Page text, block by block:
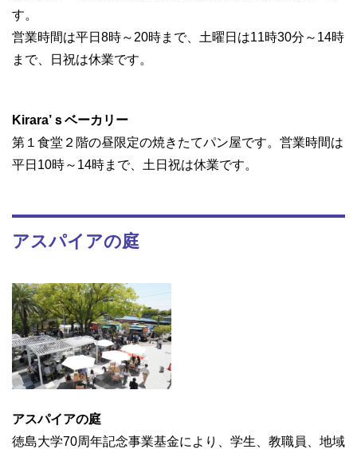
す。
営業時間は平日8時～20時まで、土曜日は11時30分～14時
まで、日祝は休業です。
Kirara’ｓベーカリー
第１食堂２階の昼限定の焼きたてパン屋です。営業時間は
平日10時～14時まで、土日祝は休業です。
アスパイアの庭
アスパイアの庭
徳島大学70周年記念事業基金により、学生、教職員、地域